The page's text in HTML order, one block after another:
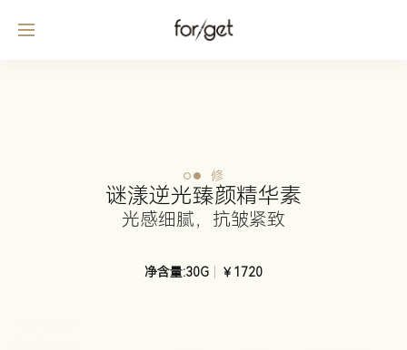
修
谜漾逆光臻颜精华素
光感细腻，抗皱紧致
净含量:30G ￥1720